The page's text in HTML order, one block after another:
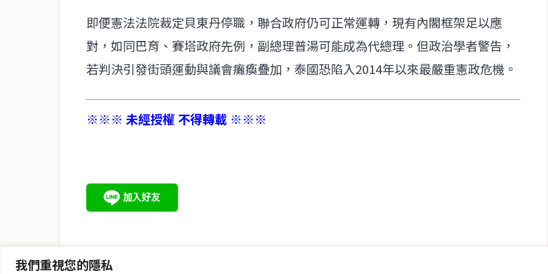
我們重視您的隱私
即便憲法法院裁定貝東丹停職，聯合政府仍可正常運轉，現有內閣框架足以應
對，如同巴育、賽塔政府先例，副總理普湯可能成為代總理。但政治學者警告，
若判決引發街頭運動與議會癱瘓疊加，泰國恐陷入2014年以來最嚴重憲政危機。
※※※ 未經授權 不得轉載 ※※※
泰國當地政治、經濟、華人社群與社會時事，為在泰華人讀者提供即
時、客觀、多元的中文新聞內容。